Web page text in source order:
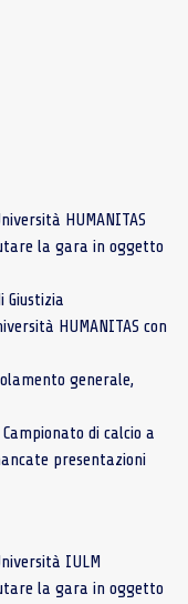
HUMANITAS
la gara in oggetto
HUMANITAS con
generale,
di calcio a
presentazioni
IULM
la gara in oggetto